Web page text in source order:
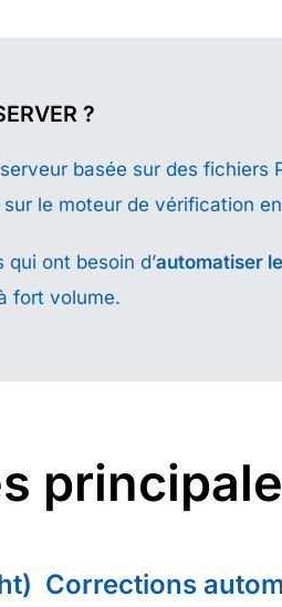
?
basée sur des
le moteur de vérification
ont besoin d’automatiser
fort volume.
Corrections